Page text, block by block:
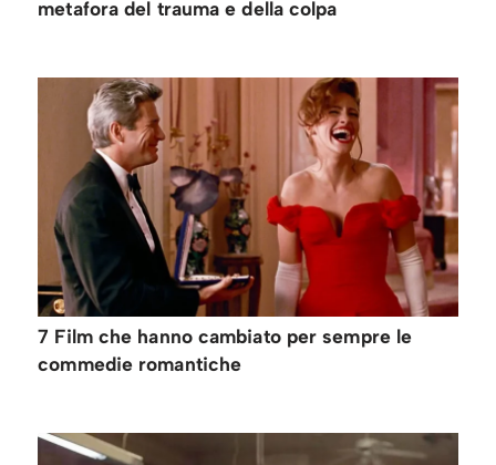
metafora del trauma e della colpa
7 Film che hanno cambiato per sempre le
commedie romantiche